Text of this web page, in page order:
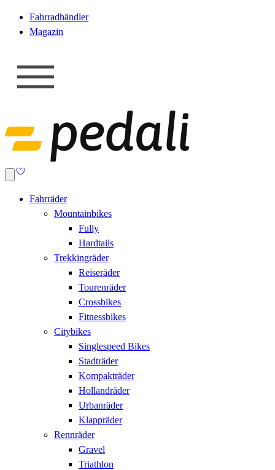
Fahrradhändler
Magazin
Fahrräder
Mountainbikes
Fully
Hardtails
Trekkingräder
Reiseräder
Tourenräder
Crossbikes
Fitnessbikes
Citybikes
Singlespeed Bikes
Stadträder
Kompakträder
Hollandräder
Urbanräder
Klappräder
Rennräder
Gravel
Triathlon